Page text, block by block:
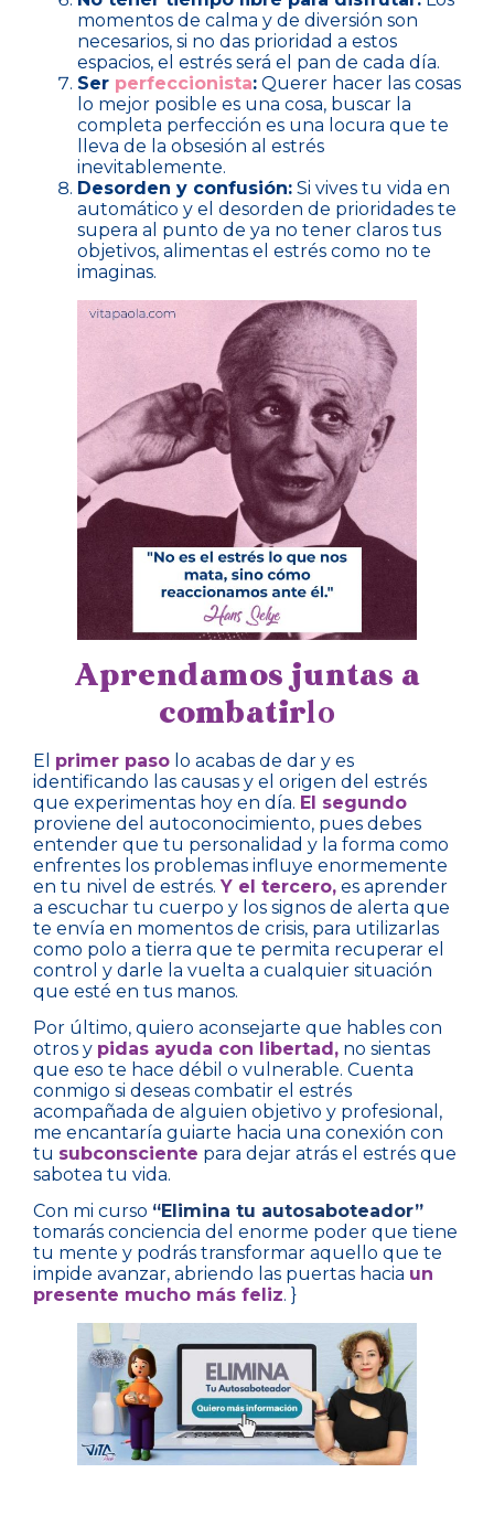
momentos de calma y de diversión son
necesarios, si no das prioridad a estos
espacios, el estrés será el pan de cada día.
Ser perfeccionista: Querer hacer las cosas
lo mejor posible es una cosa, buscar la
completa perfección es una locura que te
lleva de la obsesión al estrés
inevitablemente.
Desorden y confusión: Si vives tu vida en
automático y el desorden de prioridades te
supera al punto de ya no tener claros tus
objetivos, alimentas el estrés como no te
imaginas.
Aprendamos juntas a
combatirlo
El primer paso lo acabas de dar y es
identificando las causas y el origen del estrés
que experimentas hoy en día. El segundo
proviene del autoconocimiento, pues debes
entender que tu personalidad y la forma como
enfrentes los problemas influye enormemente
en tu nivel de estrés. Y el tercero, es aprender
a escuchar tu cuerpo y los signos de alerta que
te envía en momentos de crisis, para utilizarlas
como polo a tierra que te permita recuperar el
control y darle la vuelta a cualquier situación
que esté en tus manos.
Por último, quiero aconsejarte que hables con
otros y pidas ayuda con libertad, no sientas
que eso te hace débil o vulnerable. Cuenta
conmigo si deseas combatir el estrés
acompañada de alguien objetivo y profesional,
me encantaría guiarte hacia una conexión con
tu subconsciente para dejar atrás el estrés que
sabotea tu vida.
Con mi curso “Elimina tu autosaboteador”
tomarás conciencia del enorme poder que tiene
tu mente y podrás transformar aquello que te
impide avanzar, abriendo las puertas hacia un
presente mucho más feliz. }